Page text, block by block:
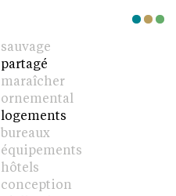
sauvage
partagé
maraîcher
ornemental
logements
bureaux
équipements
hôtels
conception